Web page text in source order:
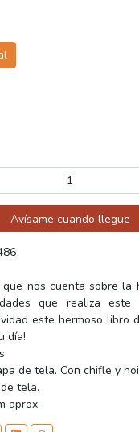
Avísame cuando llegue
que nos cuenta sobre la
que realiza este
este hermoso libro
día!
de tela. Con chifle y
tela.
aprox.